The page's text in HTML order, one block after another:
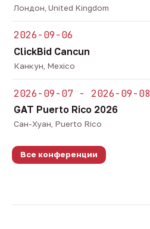
Лондон, United Kingdom
2026-09-06
ClickBid Cancun
Канкун, Mexico
2026-09-07 - 2026-09-08
GAT Puerto Rico 2026
Сан-Хуан, Puerto Rico
Все конференции